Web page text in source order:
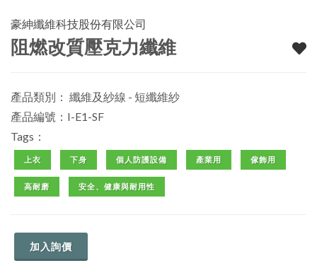
豪紳纖維科技股份有限公司
阻燃改質壓克力纖維
產品類別： 纖維及紗線 - 短纖維紗
產品編號：I-E1-SF
Tags：
上衣 下身 個人防護設備 產業用 傢飾用
高耐磨 安全、健康與耐用性
加入詢價